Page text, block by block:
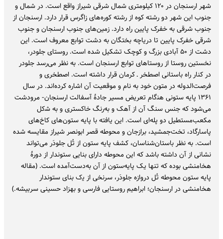
شهر ارسنجان در ۱۲۰ کیلومتری شمال شرقی شیراز واقع است. در شمال و
جنوب این شهر دو رشته کوه از رشته کوره‌های زاگرس قرار دارد. ارسنجان از
جنوب شرقی به خفرک پایین راه دارد. زمین‌های جنوب ارسنجان و جنوب
شرقی خفرک پایین تا دریاچه بختگان به دشت توابع معروف است. این
دشت از ۵۰ آبادی بزرگ و کوچک تشکیل شده است. روستای جلودر،
نخستین روستا از روستاهای توابع ارسنجان است. به نظر می‌رسد جلودر
در کنار راه باستانی اصطخر ـ‌ کرمان قرار داشته است. اصطخری و
فرصت‌الدوله در متون خود به نام و موقعیت آن اشاره کرده‌اند. در سال
۱۳۶۱ پایه ستونی ﻫﻨگام ﺗﻌﺮﯾﺾ ﻣﺴﯿﺮ ﺟﺎدۀ آﺳﻔﺎﻟﺖ ارﺳﻨﺠﺎن- ﻣﺮودﺷﺖ
می‌شود که ﺟﻨﺲ سنگ آن از آهک و ﺑﻪرنگ ﺧﺎکستری و ﺑﻪ ﺷکل
مکعبﻣﺴﺘﻄﯿﻞ دو پله‌ای اﺳﺖ. اﯾﻦ ﯾﺎﻓﺘﻪ ﺑﺎ پایه ستون‌های کاخ‌های
پاسارگاد، ﺗﺨﺖﺟﻤﺸﯿﺪ، ﺑﺮازﺟﺎن و ﻣﺤﻮطه ﻗﺼﺮ اﺑﻮﻧﺼﺮ ﺷﯿﺮاز مقایسه شده
است. به نظر باستان‌شناسان، کشف پایه ستون از ﺗُﻞ ﺟﻠﻮدَر می‌تواند
ﻧﺸﺎنی از آن داﺷﺘﻪ ﺑﺎﺷﺪ که اﯾﻦ ﻣﺤﻮﻃﻪ دارای ﺑﻨﺎیی ﺳﺘﻮندار از دورۀ
ﻫﺨﺎمنشی بوده که ﺗﻨﻬﺎ یک پایهﺳﺘﻮن از آن ﺑﻪدﺳﺖآﻣﺪه اﺳﺖ. (مقاله
پایه ستون ﻣﺤﻮﻃﻪ ﺗُﻞ دروازه ﺟﻠﻮدَر، ﺳﺮنخی از ﯾک ﺑﻨﺎی ﺳﺘﻮﻧﺪار
هخامنشی در ارﺳﻨﺠﺎن؛ اﺑﺮاﻫﯿﻢ روﺳﺘﺎیی ﻓﺎرسی و ﺑﻬﺰاد حسینی ﺳﺮﺑﯿﺸﻪ.)